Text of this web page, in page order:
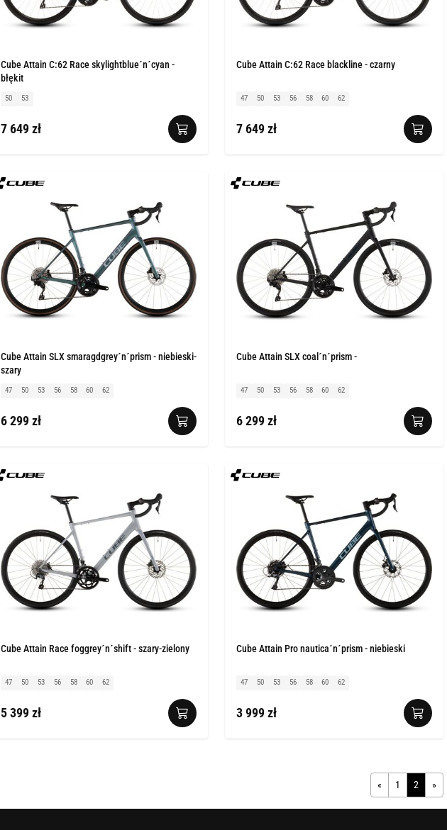
Cube Attain C:62 Race skylightblue´n´cyan -
błękit
50 53
7 649 zł
Cube Attain C:62 Race blackline - czarny
47 50 53 56 58 60 62
7 649 zł
Cube Attain SLX smaragdgrey´n´prism - niebieski-
szary
47 50 53 56 58 60 62
6 299 zł
Cube Attain SLX coal´n´prism -
47 50 53 56 58 60 62
6 299 zł
Cube Attain Race foggrey´n´shift - szary-zielony
47 50 53 56 58 60 62
5 399 zł
Cube Attain Pro nautica´n´prism - niebieski
47 50 53 56 58 60 62
3 999 zł
« 1 2 »